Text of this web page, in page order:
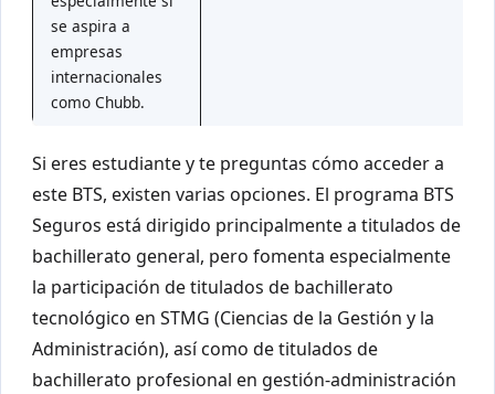
se aspira a
empresas
internacionales
como Chubb.
Si eres estudiante y te preguntas cómo acceder a
este BTS, existen varias opciones. El programa BTS
Seguros está dirigido principalmente a titulados de
bachillerato general, pero fomenta especialmente
la participación de titulados de bachillerato
tecnológico en STMG (Ciencias de la Gestión y la
Administración), así como de titulados de
bachillerato profesional en gestión-administración